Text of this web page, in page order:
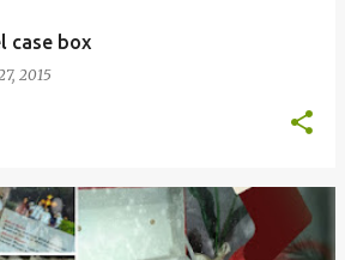
case box
2015